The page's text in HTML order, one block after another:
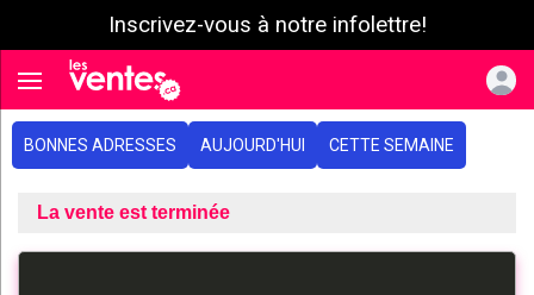
Inscrivez-vous à notre infolettre!
Toggle navigation
BONNES ADRESSES AUJOURD'HUI CETTE SEMAINE
La vente est terminée